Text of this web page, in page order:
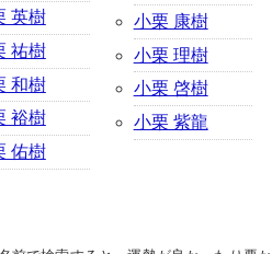
英樹
祐樹
和樹
裕樹
佑樹
小栗 康樹
小栗 理樹
小栗 啓樹
小栗 紫龍